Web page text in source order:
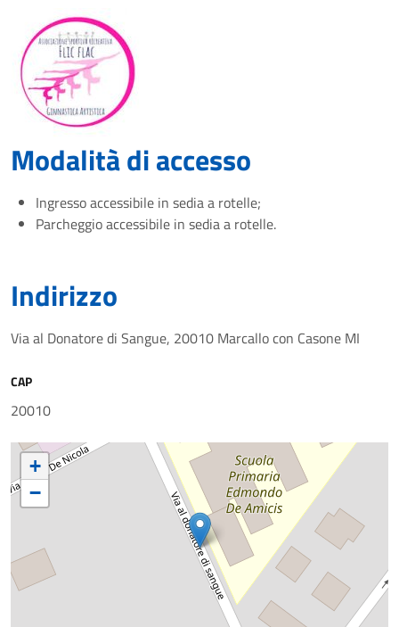
Modalità di accesso
Ingresso accessibile in sedia a rotelle;
Parcheggio accessibile in sedia a rotelle.
Indirizzo
Via al Donatore di Sangue, 20010 Marcallo con Casone MI
CAP
20010
+
−